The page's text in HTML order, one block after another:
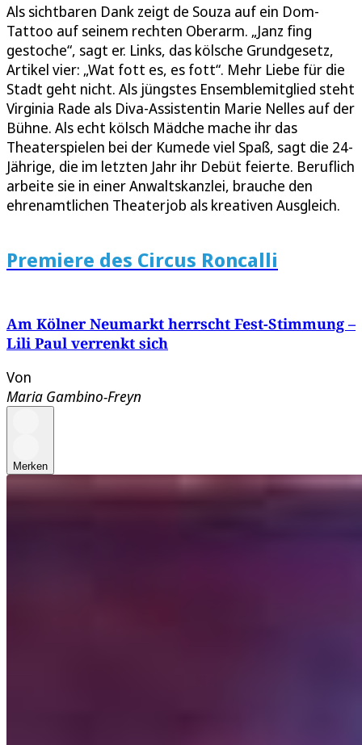
Als sichtbaren Dank zeigt de Souza auf ein Dom-
Tattoo auf seinem rechten Oberarm. „Janz fing
gestoche“, sagt er. Links, das kölsche Grundgesetz,
Artikel vier: „Wat fott es, es fott“. Mehr Liebe für die
Stadt geht nicht. Als jüngstes Ensemblemitglied steht
Virginia Rade als Diva-Assistentin Marie Nelles auf der
Bühne. Als echt kölsch Mädche mache ihr das
Theaterspielen bei der Kumede viel Spaß, sagt die 24-
Jährige, die im letzten Jahr ihr Debüt feierte. Beruflich
arbeite sie in einer Anwaltskanzlei, brauche den
ehrenamtlichen Theaterjob als kreativen Ausgleich.
Premiere des Circus Roncalli
Am Kölner Neumarkt herrscht Fest-Stimmung –
Lili Paul verrenkt sich
Von
Maria Gambino-Freyn
Merken